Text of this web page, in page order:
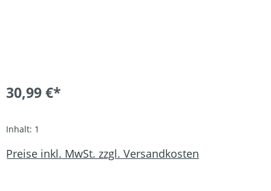
30,99 €*
Inhalt: 1
Preise inkl. MwSt. zzgl. Versandkosten